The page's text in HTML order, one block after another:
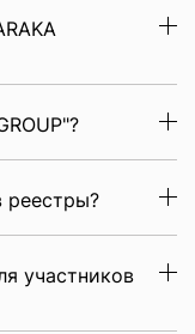
реестры?
участников